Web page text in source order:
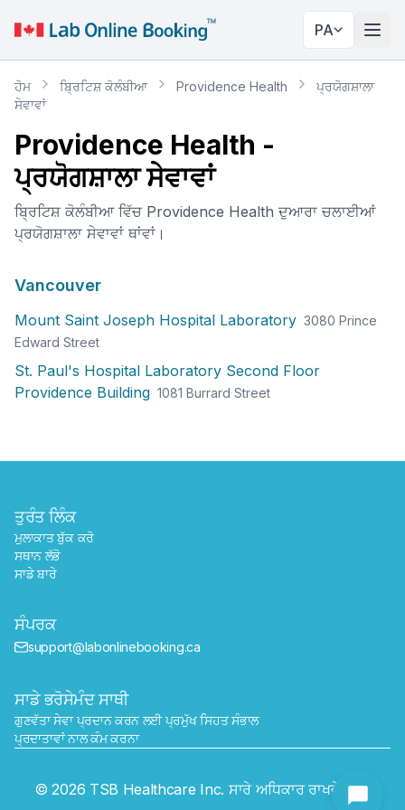
PA
ਹੋਮ ਬ੍ਰਿਟਿਸ਼ ਕੋਲੰਬੀਆ Providence Health
ਪ੍ਰਯੋਗਸ਼ਾਲਾ
ਸੇਵਾਵਾਂ
Providence Health -
ਪ੍ਰਯੋਗਸ਼ਾਲਾ ਸੇਵਾਵਾਂ
ਬ੍ਰਿਟਿਸ਼ ਕੋਲੰਬੀਆ ਵਿੱਚ Providence Health ਦੁਆਰਾ ਚਲਾਈਆਂ
ਪ੍ਰਯੋਗਸ਼ਾਲਾ ਸੇਵਾਵਾਂ ਥਾਂਵਾਂ।
Vancouver
Mount Saint Joseph Hospital Laboratory 3080 Prince
Edward Street
St. Paul's Hospital Laboratory Second Floor
Providence Building 1081 Burrard Street
ਤੁਰੰਤ ਲਿੰਕ
ਮੁਲਾਕਾਤ ਬੁੱਕ ਕਰੋ
ਸਥਾਨ ਲੱਭੋ
ਸਾਡੇ ਬਾਰੇ
ਸੰਪਰਕ
support@labonlinebooking.ca
ਸਾਡੇ ਭਰੋਸੇਮੰਦ ਸਾਥੀ
ਗੁਣਵੱਤਾ ਸੇਵਾ ਪ੍ਰਦਾਨ ਕਰਨ ਲਈ ਪ੍ਰਮੁੱਖ ਸਿਹਤ ਸੰਭਾਲ
ਪ੍ਰਦਾਤਾਵਾਂ ਨਾਲ ਕੰਮ ਕਰਨਾ
© 2026 TSB Healthcare Inc. ਸਾਰੇ ਅਧਿਕਾਰ ਰਾਖਵੇਂ ਹਨ।
✕
ਬੁੱਕ ਕਰੋ